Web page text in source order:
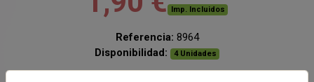
Imp. Incluidos
Referencia: 8964
Disponibilidad:
4 Unidades